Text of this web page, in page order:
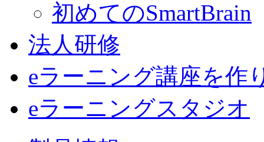
初めてのSmartBrain
法人研修
eラーニング講座を作
eラーニングスタジオ